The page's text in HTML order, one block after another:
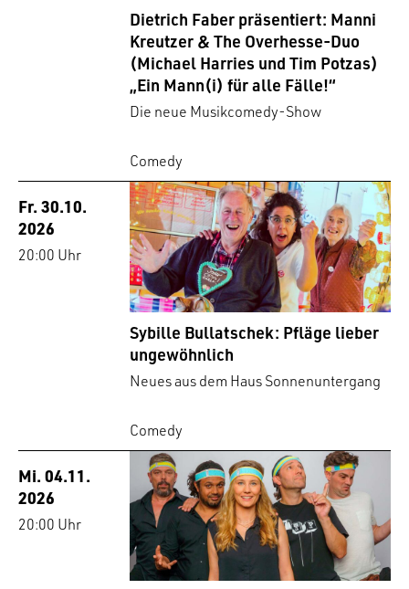
Dietrich Faber präsentiert: Manni
Kreutzer & The Overhesse-Duo
(Michael Harries und Tim Potzas)
„Ein Mann(i) für alle Fälle!“
Die neue Musikcomedy-Show
Comedy
Fr. 30.10.
2026
20:00 Uhr
Sybille Bullatschek: Pfläge lieber
ungewöhnlich
Neues aus dem Haus Sonnenuntergang
Comedy
Mi. 04.11.
2026
20:00 Uhr